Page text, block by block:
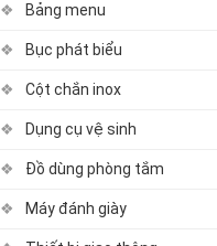
Bảng menu
Bục phát biểu
Cột chắn inox
Dụng cụ vệ sinh
Đồ dùng phòng tắm
Máy đánh giày